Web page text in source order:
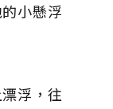
小懸浮
浮，往